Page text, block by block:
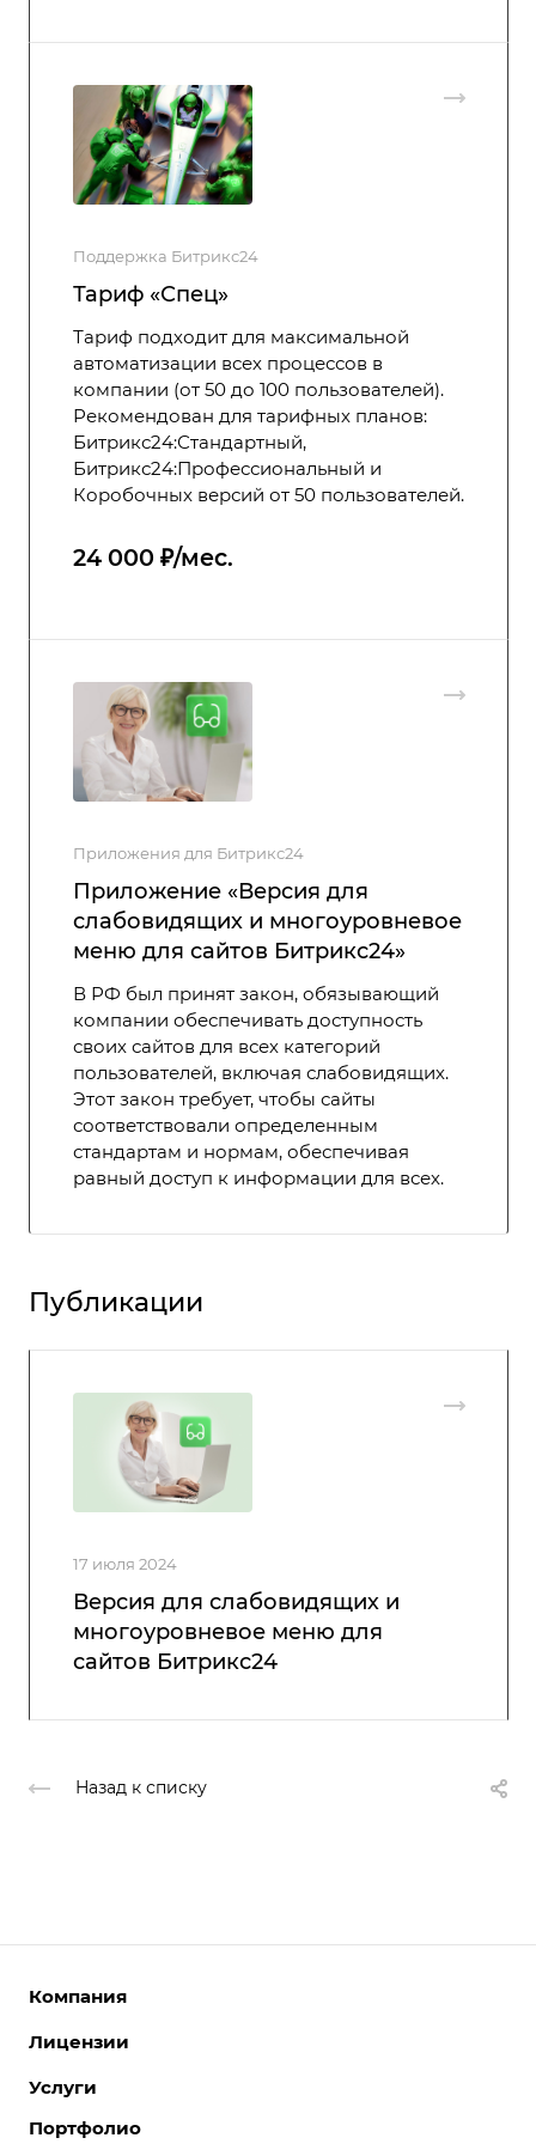
Поддержка Битрикс24
Тариф «Спец»
Тариф подходит для максимальной
автоматизации всех процессов в
компании (от 50 до 100 пользователей).
Рекомендован для тарифных планов:
Битрикс24:Стандартный,
Битрикс24:Профессиональный и
Коробочных версий от 50 пользователей.
24 000 ₽/мес.
Приложения для Битрикс24
Приложение «Версия для
слабовидящих и многоуровневое
меню для сайтов Битрикс24»
В РФ был принят закон, обязывающий
компании обеспечивать доступность
своих сайтов для всех категорий
пользователей, включая слабовидящих.
Этот закон требует, чтобы сайты
соответствовали определенным
стандартам и нормам, обеспечивая
равный доступ к информации для всех.
Публикации
17 июля 2024
Версия для слабовидящих и
многоуровневое меню для
сайтов Битрикс24
Назад к списку
Компания
О компании
Лицензии
Интернет-магазины
Корпоративные сайты
Услуги
Разработка сайтов
Портфолио